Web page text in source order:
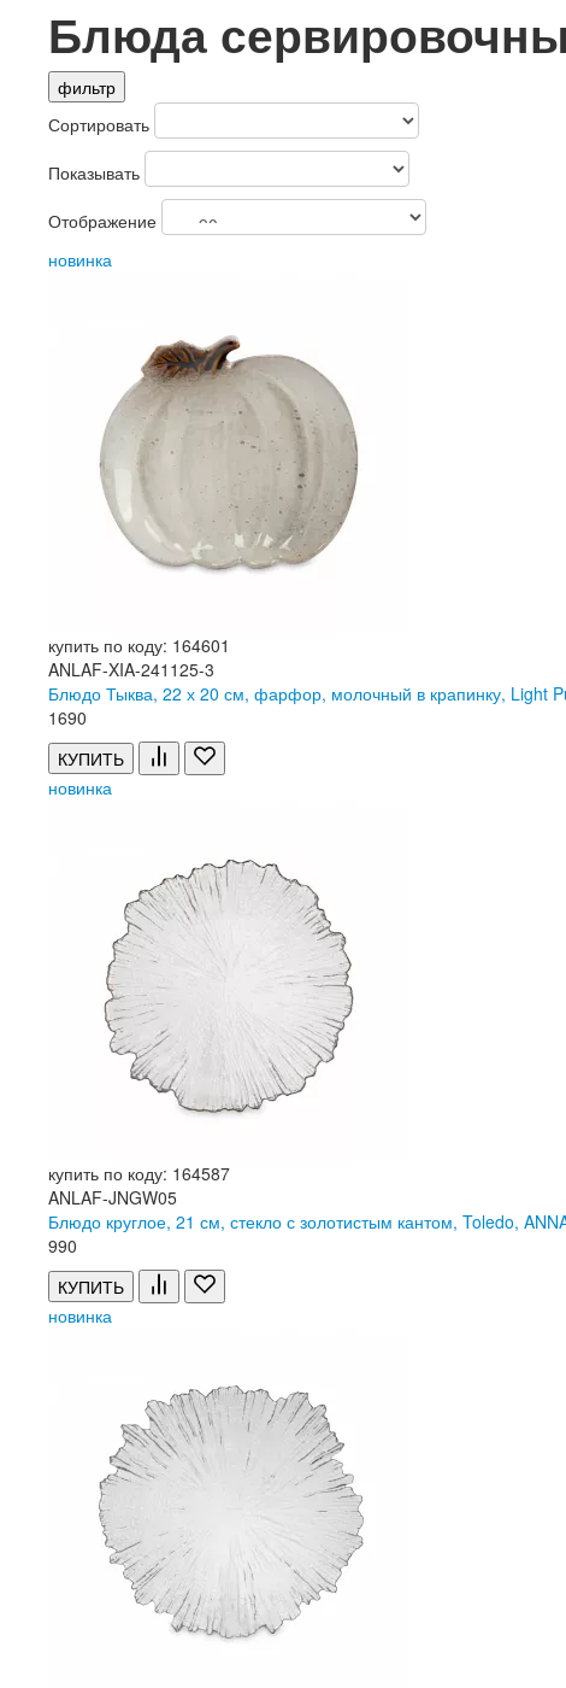
Блюда
фильтр
Сортировать
Показывать
Отображение
новинка
купить по коду: 164601
ANLAF-XIA-241125-3
Блюдо Тыква, 22 х 20 см, фарфор, молочный в крапинку, Light
1690
КУПИТЬ
новинка
купить по коду: 164587
ANLAF-JNGW05
Блюдо круглое, 21 см, стекло с золотистым кантом, Toledo,
990
КУПИТЬ
новинка